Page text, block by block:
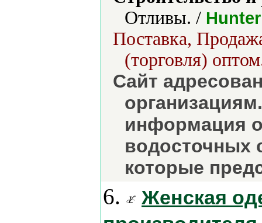
Отливы. /
Поставка,
(торговля)
Сайт
информация
водосточных
которые
6.
Женская